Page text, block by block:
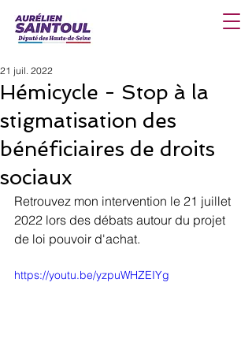
Hémicycle - Stop à la
stigmatisation des
bénéficiaires de droits
sociaux
21 juil. 2022
Retrouvez mon intervention le 21 juillet
2022 lors des débats autour du projet
de loi pouvoir d'achat.
https://youtu.be/yzpuWHZEIYg